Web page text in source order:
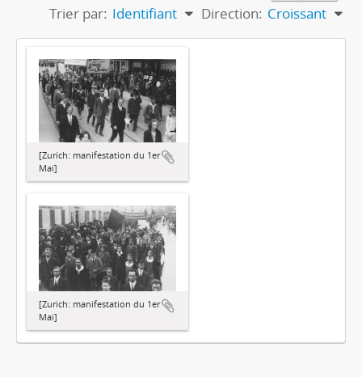
Trier par: Identifiant Direction: Croissant
[Zurich: manifestation du 1er
Mai]
[Zurich: manifestation du 1er
Mai]